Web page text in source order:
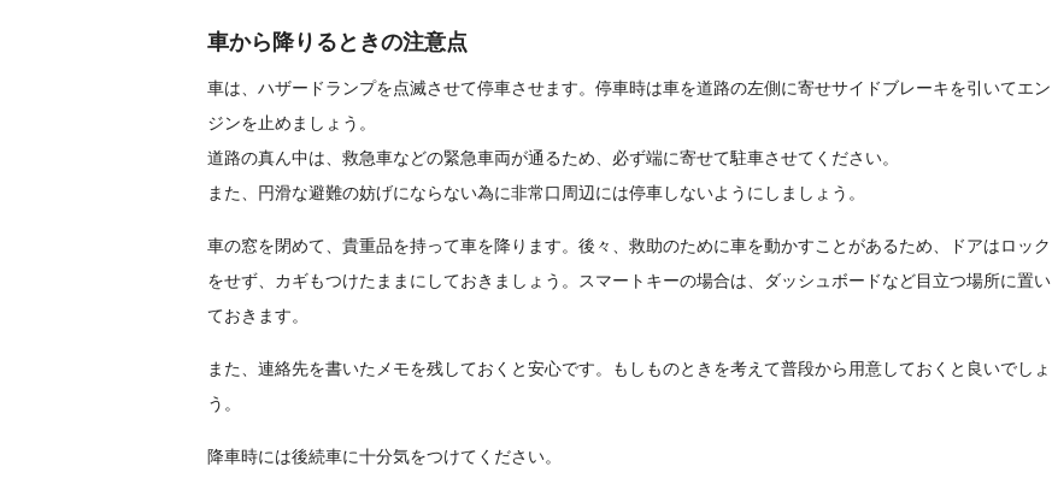
車から降りるときの注意点
車は、ハザードランプを点滅させて停車させます。停車時は車を道路の左側に寄せサイドブレーキを引いてエン
ジンを止めましょう。
道路の真ん中は、救急車などの緊急車両が通るため、必ず端に寄せて駐車させてください。
また、円滑な避難の妨げにならない為に非常口周辺には停車しないようにしましょう。
車の窓を閉めて、貴重品を持って車を降ります。後々、救助のために車を動かすことがあるため、ドアはロック
をせず、カギもつけたままにしておきましょう。スマートキーの場合は、ダッシュボードなど目立つ場所に置い
ておきます。
また、連絡先を書いたメモを残しておくと安心です。もしものときを考えて普段から用意しておくと良いでしょ
う。
降車時には後続車に十分気をつけてください。